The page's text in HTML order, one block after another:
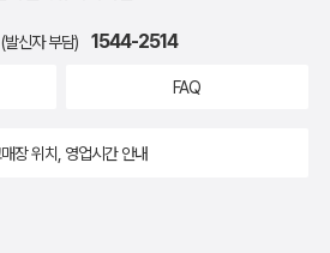
발신자 부담) 1544-2514
FAQ
장 위치, 영업시간 안내